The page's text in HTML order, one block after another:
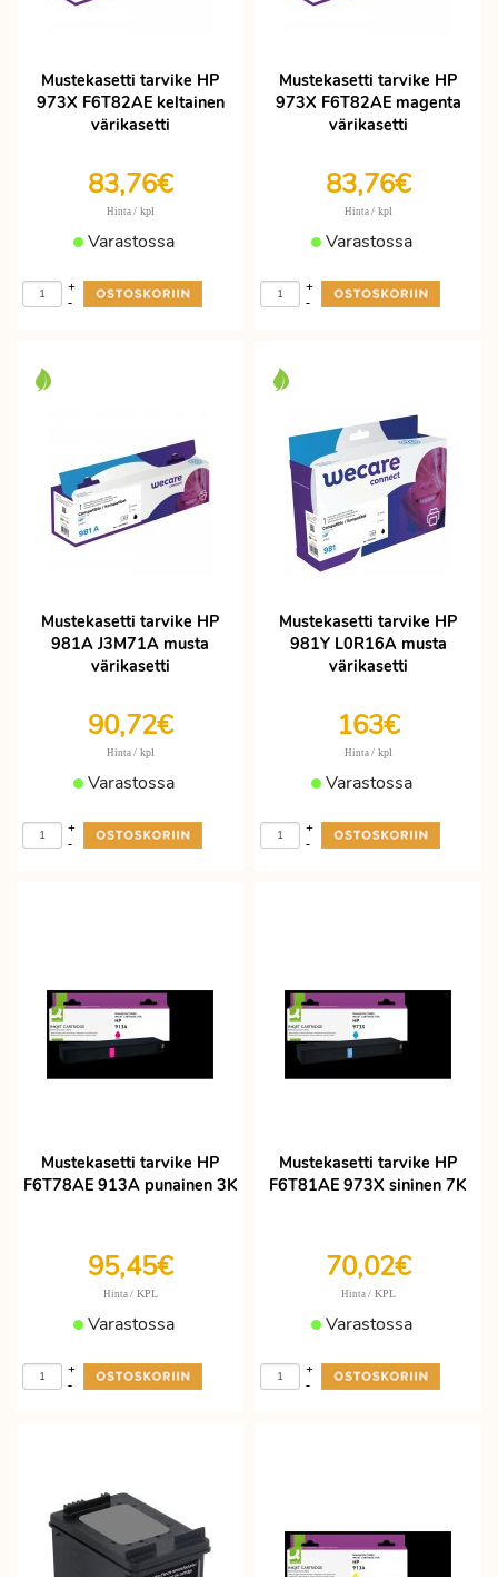
Mustekasetti tarvike HP
973X F6T82AE keltainen
värikasetti
83,76€
Hinta / kpl
Varastossa
-
+
Mustekasetti tarvike HP
973X F6T82AE magenta
värikasetti
83,76€
Hinta / kpl
Varastossa
-
+
Mustekasetti tarvike HP
981A J3M71A musta
värikasetti
90,72€
Hinta / kpl
Varastossa
-
+
Mustekasetti tarvike HP
981Y L0R16A musta
värikasetti
163€
Hinta / kpl
Varastossa
-
+
Mustekasetti tarvike HP
F6T78AE 913A punainen 3K
95,45€
Hinta / KPL
Varastossa
-
+
Mustekasetti tarvike HP
F6T81AE 973X sininen 7K
70,02€
Hinta / KPL
Varastossa
-
+